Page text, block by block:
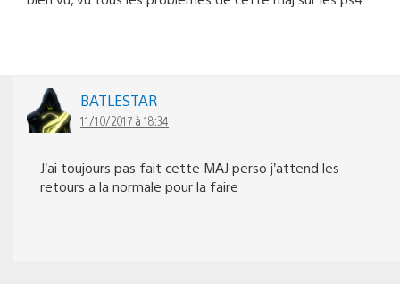
BATLESTAR
11/10/2017 à 18:34
J’ai toujours pas fait cette MAJ perso j’attend les
retours a la normale pour la faire